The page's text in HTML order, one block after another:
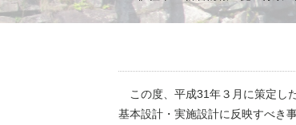
この度、平成31年３月に策定し
基本設計・実施設計に反映すべき